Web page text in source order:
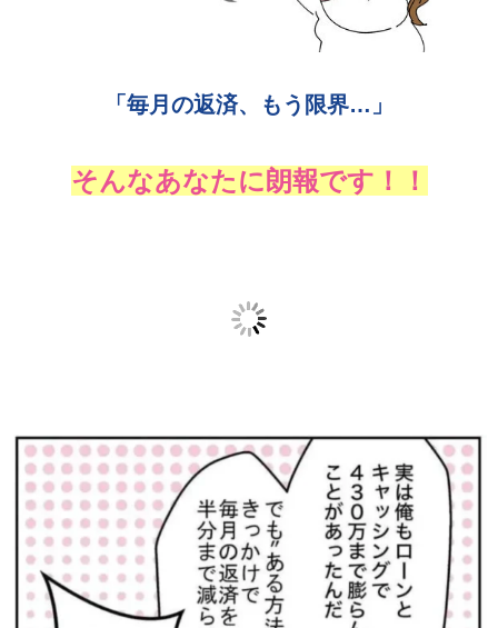
「毎月の返済、もう限界…」
そんなあなたに朗報です！！